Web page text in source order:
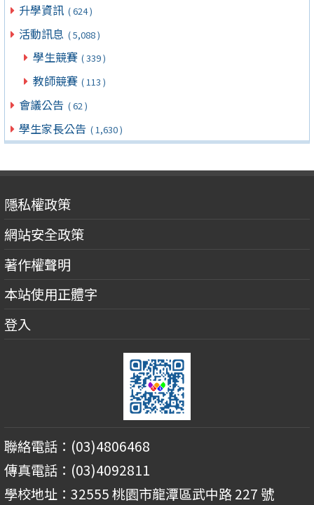
升學資訊 ( 624 )
活動訊息 ( 5,088 )
學生競賽 ( 339 )
教師競賽 ( 113 )
會議公告 ( 62 )
學生家長公告 ( 1,630 )
隱私權政策
網站安全政策
著作權聲明
本站使用正體字
登入
聯絡電話：(03)4806468
傳真電話：(03)4092811
學校地址：32555 桃園市龍潭區武中路 227 號